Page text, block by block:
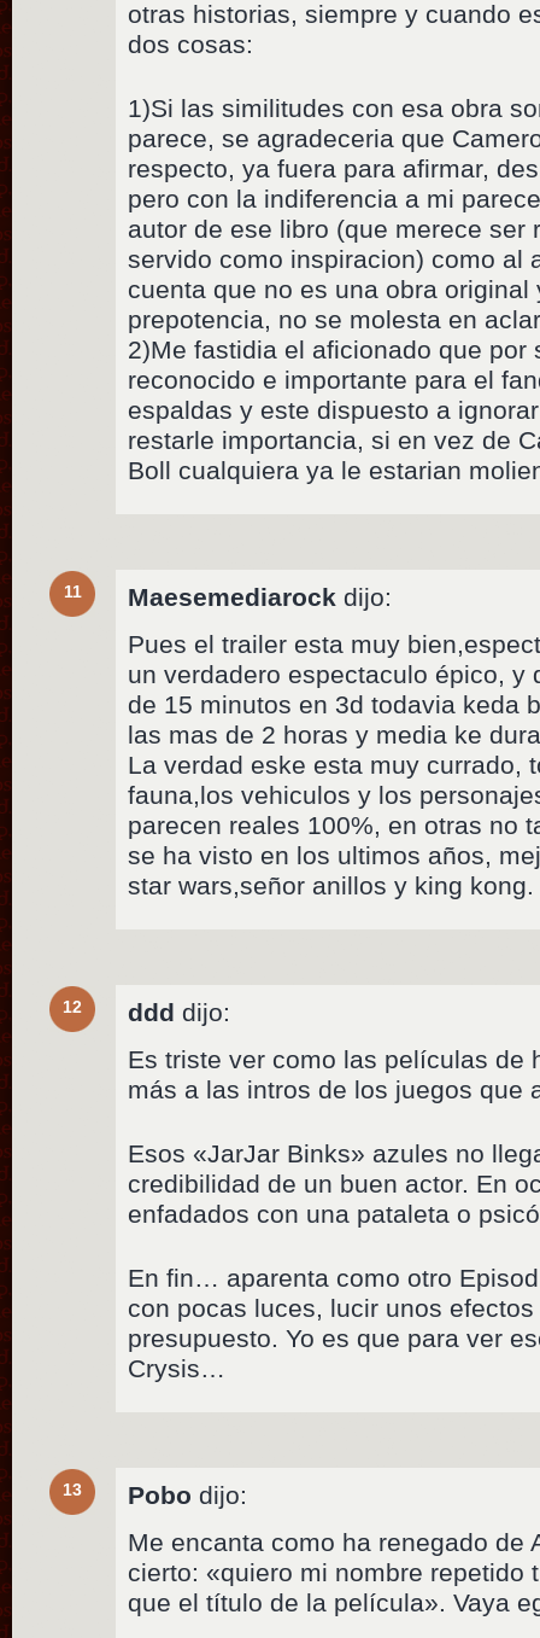
otras historias, siempre y cuando
dos cosas:
1)Si las similitudes con esa obra
parece, se agradeceria que
respecto, ya fuera para afirmar,
pero con la indiferencia a mi
autor de ese libro (que merece ser
servido como inspiracion) como al
cuenta que no es una obra original
prepotencia, no se molesta en
2)Me fastidia el aficionado que por
reconocido e importante para el
espaldas y este dispuesto a
restarle importancia, si en vez de
Boll cualquiera ya le estarian
11 Maesemediarock dijo:
Pues el trailer esta muy
un verdadero espectaculo épico, y
de 15 minutos en 3d todavia keda
las mas de 2 horas y media ke
La verdad eske esta muy currado,
fauna,los vehiculos y los
parecen reales 100%, en otras no
se ha visto en los ultimos años,
star wars,señor anillos y king kong.
12 ddd dijo:
Es triste ver como las películas de
más a las intros de los juegos que
Esos «JarJar Binks» azules no
credibilidad de un buen actor. En
enfadados con una pataleta o
En fin… aparenta como otro
con pocas luces, lucir unos
presupuesto. Yo es que para ver
Crysis…
13 Pobo dijo:
Me encanta como ha renegado de
cierto: «quiero mi nombre repetido
que el título de la película». Vaya